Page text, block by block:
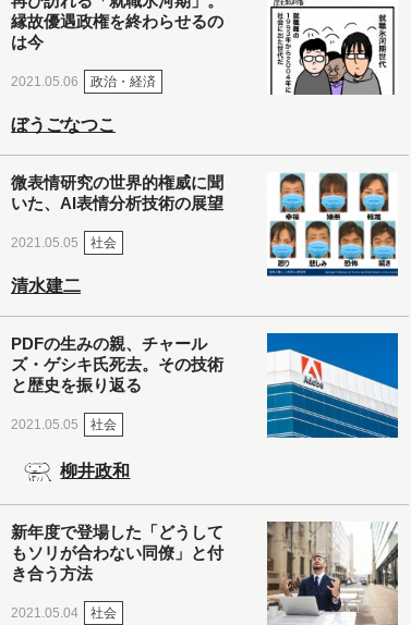
縁故優遇政権を終わらせるの
は今
2021.05.06 政治・経済
ぼうごなつこ
微表情研究の世界的権威に聞
いた、AI表情分析技術の展望
2021.05.05 社会
清水建二
PDFの生みの親、チャール
ズ・ゲシキ氏死去。その技術
と歴史を振り返る
2021.05.05 社会
柳井政和
新年度で登場した「どうして
もソリが合わない同僚」と付
き合う方法
2021.05.04 社会